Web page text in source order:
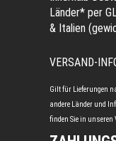
Länder* per
& Italien
VERSAND-
Gilt für Lieferungen
andere Länder und
finden Sie in unseren